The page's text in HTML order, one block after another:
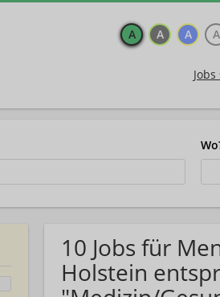
A A A A
10 Jobs für
Holstein